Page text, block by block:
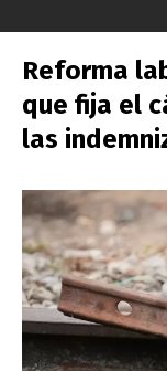
Reforma
que fija el
las